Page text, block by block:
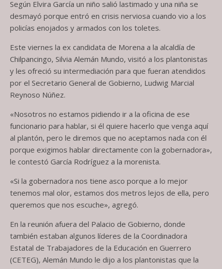
Según Elvira García un niño salió lastimado y una niña se
desmayó porque entró en crisis nerviosa cuando vio a los
policías enojados y armados con los toletes.
Este viernes la ex candidata de Morena a la alcaldía de
Chilpancingo, Silvia Alemán Mundo, visitó a los plantonistas
y les ofreció su intermediación para que fueran atendidos
por el Secretario General de Gobierno, Ludwig Marcial
Reynoso Núñez.
«Nosotros no estamos pidiendo ir a la oficina de ese
funcionario para hablar, si él quiere hacerlo que venga aquí
al plantón, pero le diremos que no aceptamos nada con él
porque exigimos hablar directamente con la gobernadora»,
le contestó García Rodríguez a la morenista.
«Si la gobernadora nos tiene asco porque a lo mejor
tenemos mal olor, estamos dos metros lejos de ella, pero
queremos que nos escuche», agregó.
En la reunión afuera del Palacio de Gobierno, donde
también estaban algunos líderes de la Coordinadora
Estatal de Trabajadores de la Educación en Guerrero
(CETEG), Alemán Mundo le dijo a los plantonistas que la